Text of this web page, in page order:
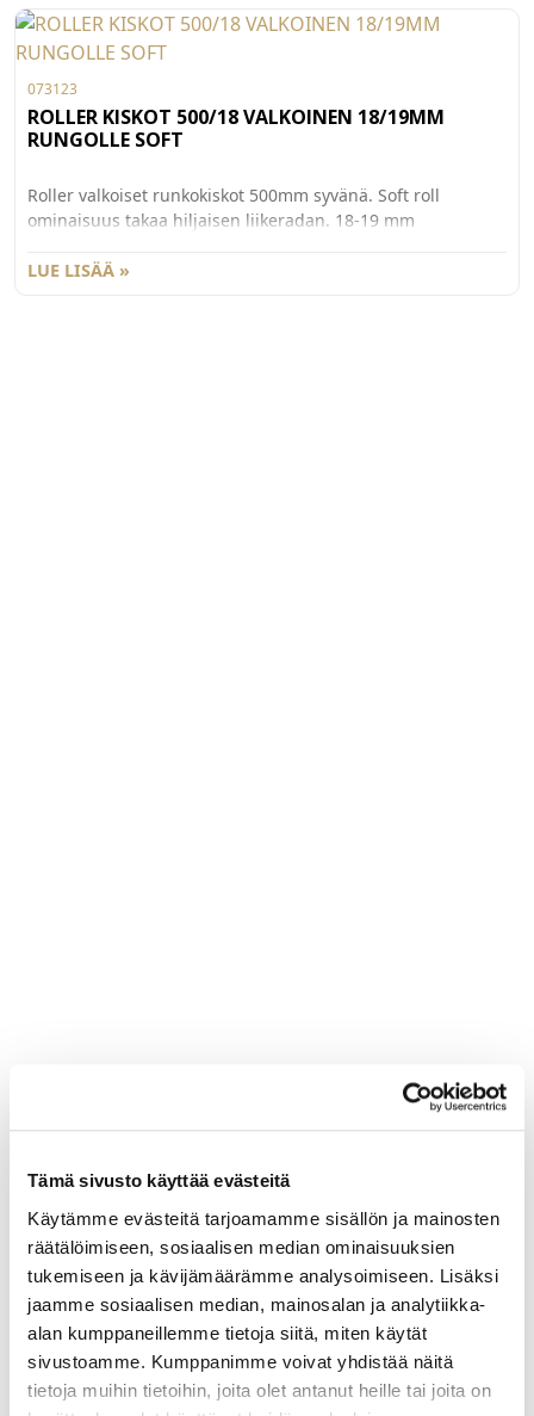
Tämä sivusto käyttää evästeitä
Käytämme evästeitä tarjoamamme sisällön ja mainosten
räätälöimiseen, sosiaalisen median ominaisuuksien
tukemiseen ja kävijämäärämme analysoimiseen. Lisäksi
jaamme sosiaalisen median, mainosalan ja analytiikka-
alan kumppaneillemme tietoja siitä, miten käytät
sivustoamme. Kumppanimme voivat yhdistää näitä
tietoja muihin tietoihin, joita olet antanut heille tai joita on
073123
ROLLER KISKOT 500/18 VALKOINEN 18/19MM
RUNGOLLE SOFT
Roller valkoiset runkokiskot 500mm syvänä. Soft roll
ominaisuus takaa hiljaisen liikeradan. 18-19 mm
x62 +/-1mm).
LUE LISÄÄ »